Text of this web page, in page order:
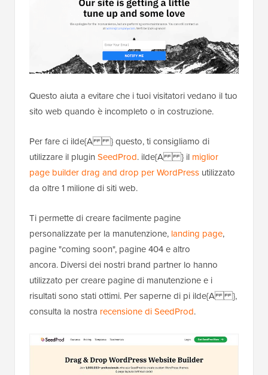
Questo aiuta a evitare che i tuoi visitatori vedano il tuo
sito web quando è incompleto o in costruzione.
Per fare ci ilde{A } questo, ti consigliamo di
utilizzare il plugin SeedProd. ilde{A } il miglior
page builder drag and drop per WordPress utilizzato
da oltre 1 milione di siti web.
Ti permette di creare facilmente pagine
personalizzate per la manutenzione, landing page,
pagine "coming soon", pagine 404 e altro
ancora. Diversi dei nostri brand partner lo hanno
utilizzato per creare pagine di manutenzione e i
risultati sono stati ottimi. Per saperne di pi ilde{A },
consulta la nostra recensione di SeedProd.